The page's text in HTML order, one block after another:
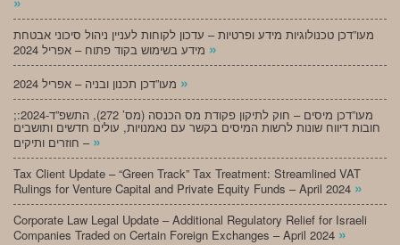
מעו”דכן טכנולוגיות מידע ופרטיות – עדכון לקוחות לעניין ניהול סיכוני אבטחת
»
»
;מעו”דכן מיסים – חוק לתיקון פקודת מס הכנסה (מס’ 272), התשפ”ד-2024:
חובות דיווח שונות לרשות המיסים בקשר עם נאמנויות, עולים חדשים ותושבים
חוזרים ותיקים – »
Tax Client Update – “Green Track” Tax Treatment: Streamlined VAT
Rulings for Venture Capital and Private Equity Funds – April 2024 »
Corporate Law Legal Update – Additional Regulatory Relief for Israeli
Companies Traded on Certain Foreign Exchanges – April 2024 »